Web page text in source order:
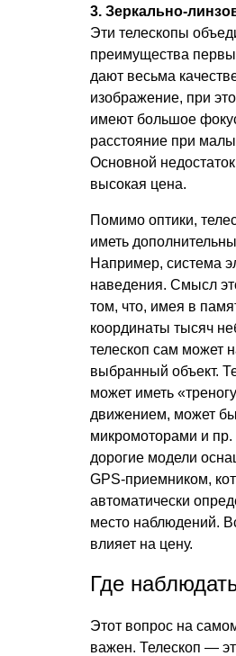
3. Зеркально-
Эти телескопы
преимущества
дают весьма
изображение, при
имеют большое
расстояние при
Основной
высокая цена.
Помимо оптики,
иметь
Например, система
наведения. Смысл
том, что, имея в
координаты тысяч
телескоп сам может
выбранный объект.
может иметь
движением, может
микромоторами и
дорогие модели
GPS-приемником,
автоматически
место наблюдений.
влияет на цену.
Где
Этот вопрос на
важен. Телескоп —